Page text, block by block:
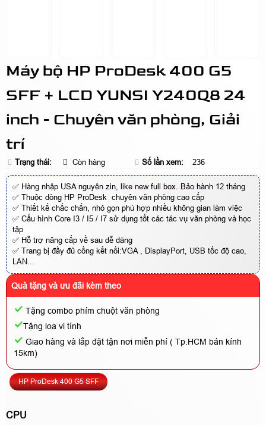
Máy bộ HP ProDesk 400 G5
SFF + LCD YUNSI Y240Q8 24
inch - Chuyên văn phòng, Giải
trí
Trạng thái: Còn hàng Số lần xem: 236
✅ Hàng nhập USA nguyên zin, like new full box. Bảo hành 12 tháng
✅ Thuộc dòng HP ProDesk chuyên văn phòng cao cấp
✅ Thiết kế chắc chắn, nhỏ gọn phù hợp nhiều không gian làm việc
✅ Cấu hình Core I3 / I5 / I7 sử dụng tốt các tác vụ văn phòng và học
tập
✅ Hỗ trợ nâng cấp về sau dễ dàng
✅ Trang bị đầy đủ cổng kết nối:VGA , DisplayPort, USB tốc độ cao,
LAN...
Quà tặng và ưu đãi kèm theo
Tặng combo phím chuột văn phòng
Tặng loa vi tính
Giao hàng và lắp đặt tận nơi miễn phí ( Tp.HCM bán kính
15km)
HP ProDesk 400 G5 SFF
CPU